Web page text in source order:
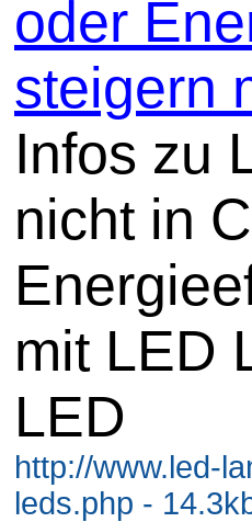
oder
steigern
Infos zu
nicht in
mit LED
LED
http://www.led-
leds.php -